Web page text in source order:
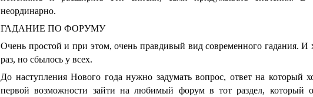
неординарно.
ГАДАНИЕ ПО ФОРУМУ
Очень простой и при этом, очень правдивый вид современного гадания. И
раз, но сбылось у всех.
До наступления Нового года нужно задумать вопрос, ответ на который
первой возможности зайти на любимый форум в тот раздел, который